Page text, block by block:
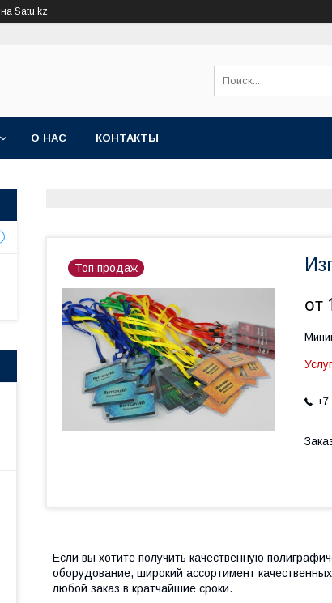
на Satu.kz
О НАС КОНТАКТЫ
Топ продаж
от
+7
Если вы хотите получить качественную
оборудование, широкий ассортимент
любой заказ в кратчайшие сроки.